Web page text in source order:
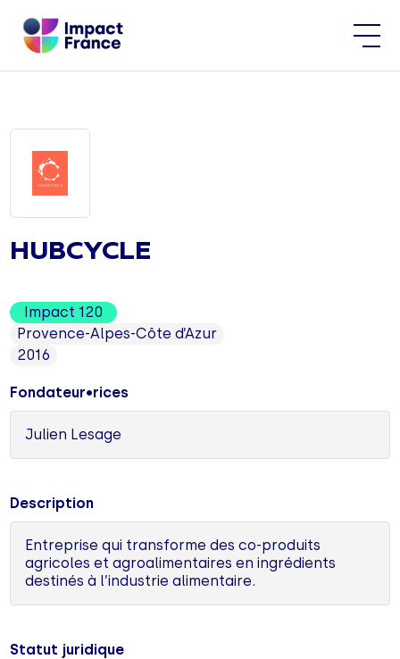
HUBCYCLE
Impact 120
Provence-Alpes-Côte d’Azur
2016
Fondateur•rices
Julien Lesage
Description
Entreprise qui transforme des co-produits
agricoles et agroalimentaires en ingrédients
destinés à l’industrie alimentaire.
Statut juridique